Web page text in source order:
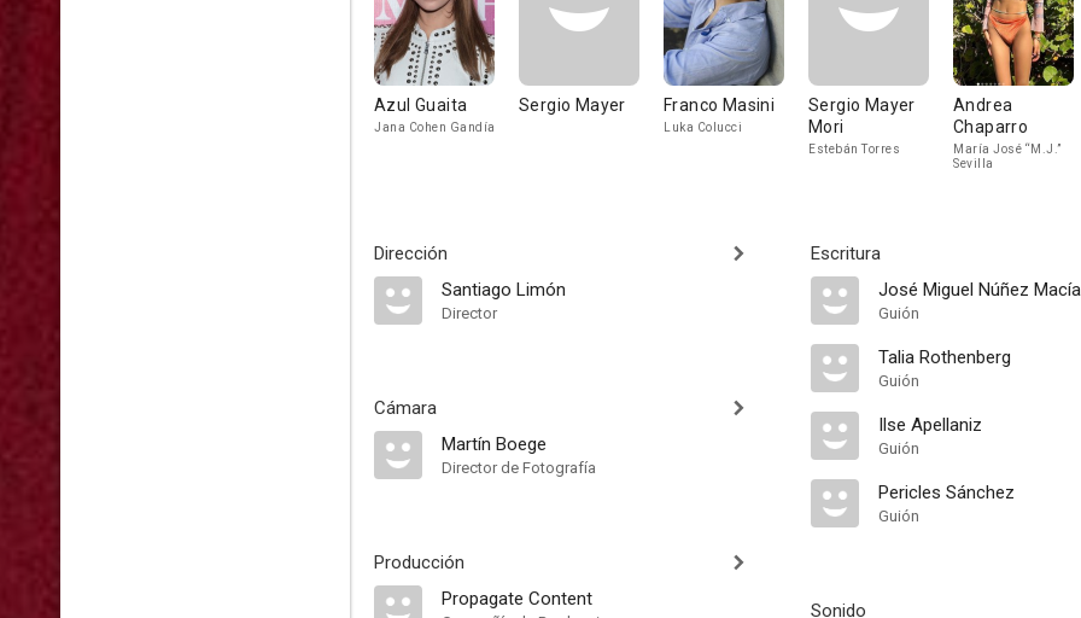
Azul Guaita
Jana Cohen Gandía
Sergio Mayer Franco Masini
Luka Colucci
Sergio Mayer
Mori
Estebán Torres
Andrea
Chaparro
María José “M.J.”
Sevilla
Dirección
Santiago Limón
Director
Cámara
Martín Boege
Director de Fotografía
Producción
Propagate Content
Escritura
José Miguel Núñez
Guión
Talia Rothenberg
Guión
Ilse Apellaniz
Guión
Pericles Sánchez
Guión
Sonido